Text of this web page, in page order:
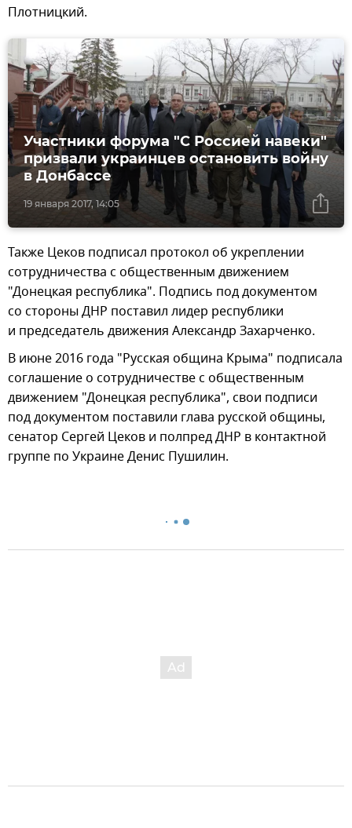
Плотницкий.
19 января 2017, 14:05
Участники форума "С Россией навеки"
призвали украинцев остановить войну
в Донбассе
Также Цеков подписал протокол об укреплении
сотрудничества с общественным движением
"Донецкая республика". Подпись под документом
со стороны ДНР поставил лидер республики
и председатель движения Александр Захарченко.
В июне 2016 года "Русская община Крыма" подписала
соглашение о сотрудничестве с общественным
движением "Донецкая республика", свои подписи
под документом поставили глава русской общины,
сенатор Сергей Цеков и полпред ДНР в контактной
группе по Украине Денис Пушилин.